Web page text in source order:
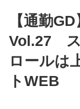
【通勤
Vol.27 ス
ロールは
トWEB